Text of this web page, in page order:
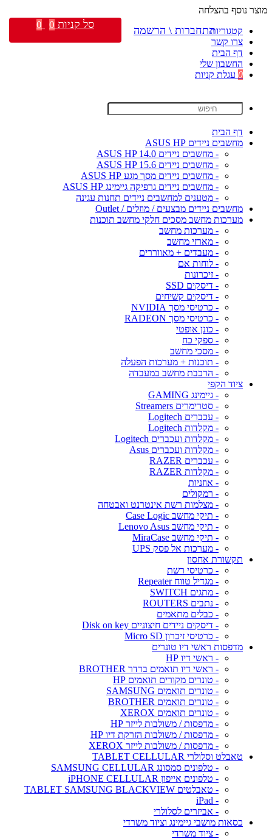
מוצר נוסף בהצלחה
קטגוריות
צרו קשר
דף הבית
החשבון שלי
0 עגלת קניות
דף הבית
מחשבים ניידים ASUS HP
- מחשבים ניידים ASUS HP 14.0
- מחשבים ניידים ASUS HP 15.6
- מחשבים ניידים מסך מגע ASUS HP
- מחשבים ניידים גרפיקה גיימינג ASUS HP
- מטענים למחשבים ניידים תחנות עגינה
מחשבים ניידים מבצעים / מוזלים / Outlet
מערכות מחשב מסכים חלקי מחשב תוכנות
- מערכות מחשב
- מארזי מחשב
- מעבדים + מאווררים
- לוחות אם
- זיכרונות
- דיסקים SSD
- דיסקים קשיחים
- כרטיסי מסך NVIDIA
- כרטיסי מסך RADEON
- כונן אופטי
- ספקי כח
- מסכי מחשב
- תוכנות + מערכות הפעלה
- הרכבת מחשב במעבדה
ציוד הקפי
- גיימינג GAMING
- סטרימרים Streamers
- עכברים Logitech
- מקלדות Logitech
- מקלדות ועכברים Logitech
- מקלדות ועכברים Asus
- עכברים RAZER
- מקלדות RAZER
- אוזניות
- רמקולים
- מצלמות רשת אינטרנט ואבטחה
- תיקי מחשב Case Logic
- תיקי מחשב Lenovo Asus
- תיקי מחשב MiraCase
- מערכות אל פסק UPS
תקשורת אחסון
- כרטיסי רשת
- מגדיל טווח Repeater
- מתגים SWITCH
- נתבים ROUTERS
- כבלים מתאמים
- דיסקים ניידים חיצוניים Disk on key
- כרטיסי זיכרון Micro SD
מדפסות ראשי דיו טונרים
- ראשי דיו HP
- ראשי דיו תואמים ברדר BROTHER
- טונרים מקורים תואמים HP
- טונרים תואמים SAMSUNG
- טונרים תואמים BROTHER
- טונרים תואמים XEROX
- מדפסות / משולבות לייזר HP
- מדפסות / משולבות הזרקת דיו HP
- מדפסות / משולבות לייזר XEROX
טאבלט וסלולרי TABLET CELLULAR
- טלפונים סמסונג SAMSUNG CELLULAR
- טלפונים אייפון iPHONE CELLULAR
- טאבלטים TABLET SAMSUNG BLACKVIEW
- iPad
- אביזרים לסלולרי
כסאות מושבי גיימינג וציוד משרדי
- ציוד משרדי
התחברות \ הרשמה סל קניות 0
0